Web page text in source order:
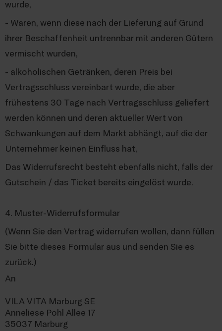
wurde,
- Waren, wenn diese nach der Lieferung auf Grund
ihrer Beschaffenheit untrennbar mit anderen Gütern
vermischt wurden,
- alkoholischen Getränken, deren Preis bei
Vertragsschluss vereinbart wurde, die aber
frühestens 30 Tage nach Vertragsschluss geliefert
werden können und deren aktueller Wert von
Schwankungen auf dem Markt abhängt, auf die der
Unternehmer keinen Einfluss hat,
Das Widerrufsrecht besteht ebenfalls nicht, falls der
Gutschein / das Ticket bereits eingelöst wurde.
4. Muster-Widerrufsformular
(Wenn Sie den Vertrag widerrufen wollen, dann füllen
Sie bitte dieses Formular aus und senden Sie es
zurück.)
An
VILA VITA Marburg SE
Anneliese Pohl Allee 17
35037 Marburg